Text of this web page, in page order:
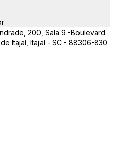
200, Sala 9 -Boulevard
Itajaí, Itajaí - SC - 88306-830